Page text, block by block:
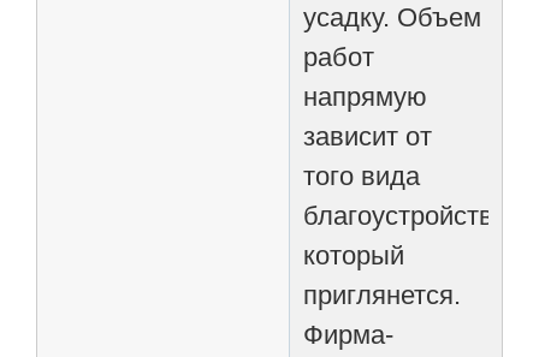
усадку. Объем
работ
напрямую
зависит от
того вида
благоустройства,
который
приглянется.
Фирма-